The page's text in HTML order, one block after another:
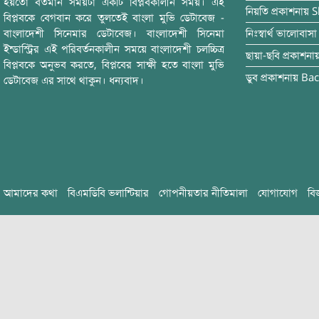
বিপ্লবকে বেগবান করে তুলতেই বাংলা মুভি ডেটাবেজ -
বাংলাদেশী সিনেমার ডেটাবেজ। বাংলাদেশী সিনেমা
ইন্ডাস্ট্রির এই পরিবর্তনকালীন সময়ে বাংলাদেশী চলচ্চিত্র
বিপ্লবকে অনুভব করতে, বিপ্লবের সাক্ষী হতে বাংলা মুভি
ডেটাবেজ এর সাথে থাকুন। ধন্যবাদ।
নিয়তি প্রকাশনায়
নিঃস্বার্থ ভালোবাসা
ছায়া-ছবি
ডুব প্রকাশনায়
আমাদের কথা বিএমডিবি ভলান্টিয়ার গোপনীয়তার নীতিমালা যোগাযোগ